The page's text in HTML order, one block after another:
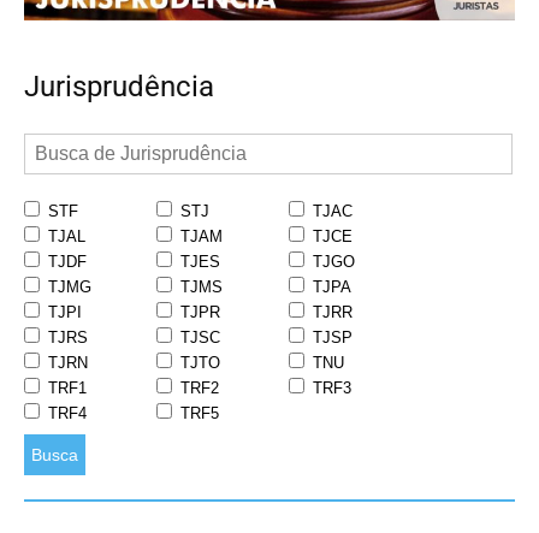
Jurisprudência
STF STJ
TJAC
TJAL
TJAM
TJCE
TJDF
TJES
TJGO
TJMG
TJMS
TJPA
TJPI
TJPR
TJRR
TJRS
TJSC
TJSP
TJRN
TJTO
TNU
TRF1
TRF2
TRF3
TRF4
TRF5
Busca